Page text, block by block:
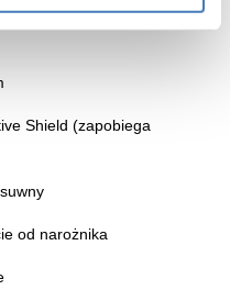
Shield (zapobiega
od narożnika